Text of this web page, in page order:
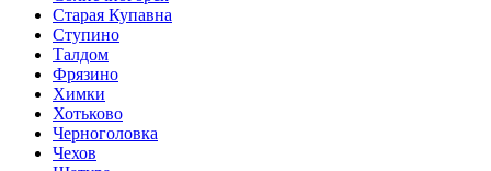
Старая Купавна
Ступино
Талдом
Фрязино
Химки
Хотьково
Черноголовка
Чехов